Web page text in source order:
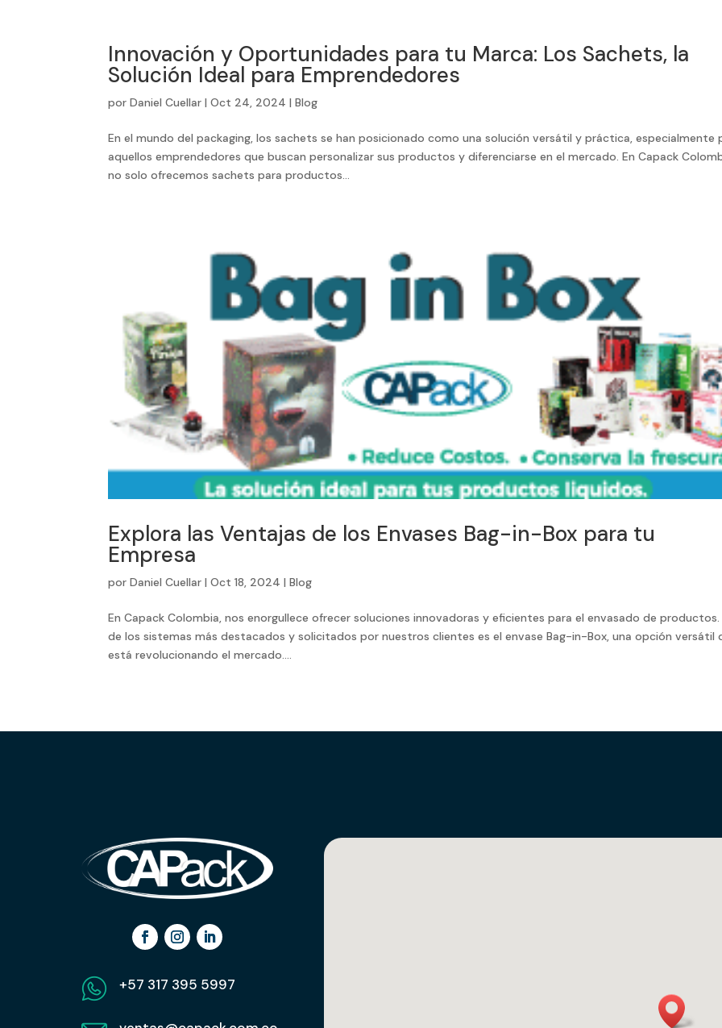
Innovación y Oportunidades para tu Marca: Los Sachets, la
Solución Ideal para Emprendedores
porDaniel Cuellar |Oct 24, 2024 |Blog
En el mundo del packaging, los sachets se han posicionado como una solución versátil y práctica, especialmente
aquellos emprendedores que buscan personalizar sus productos y diferenciarse en el mercado. En Capack
no solo ofrecemos sachets para productos...
Explora las Ventajas de los Envases Bag-in-Box para tu
Empresa
porDaniel Cuellar |Oct 18, 2024 |Blog
En Capack Colombia, nos enorgullece ofrecer soluciones innovadoras y eficientes para el envasado de productos.
de los sistemas más destacados y solicitados por nuestros clientes es el envase Bag-in-Box, una opción versátil
está revolucionando el mercado....
+57 317 395 5997